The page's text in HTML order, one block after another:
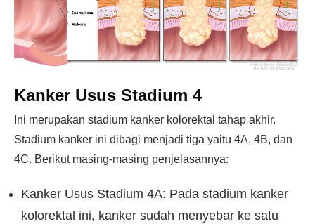
Kanker Usus Stadium 4
Ini merupakan stadium kanker kolorektal tahap akhir.
Stadium kanker ini dibagi menjadi tiga yaitu 4A, 4B, dan
4C. Berikut masing-masing penjelasannya:
Kanker Usus Stadium 4A: Pada stadium kanker
kolorektal ini, kanker sudah menyebar ke satu